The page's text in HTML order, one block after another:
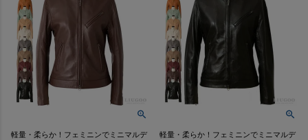
軽量・柔らか！フェミニンでミニマルデ
軽量・柔らか！フェミニンでミニマルデ